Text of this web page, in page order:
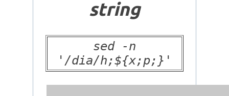
string
sed -n
'/dia/h;${x;p;}'